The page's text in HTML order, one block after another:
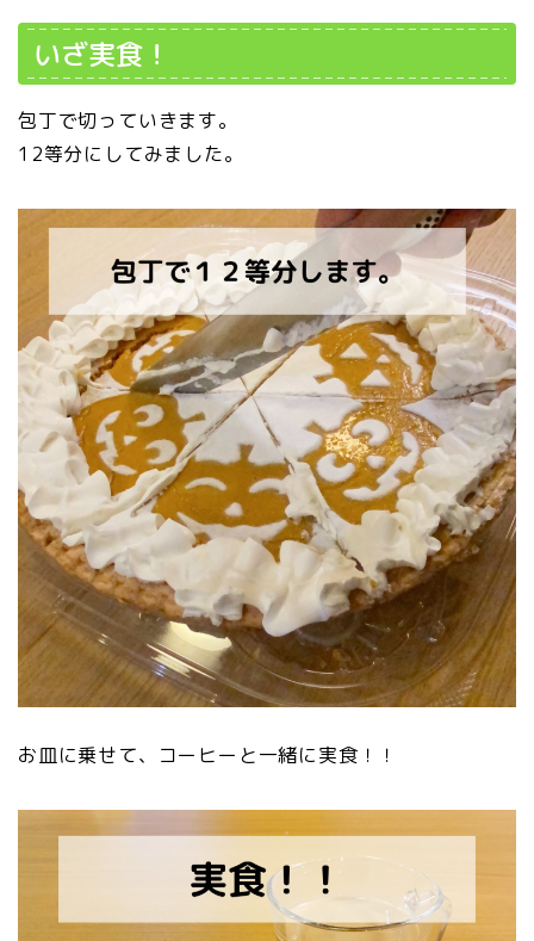
いざ実食！
包丁で切っていきます。
12等分にしてみました。
お皿に乗せて、コーヒーと一緒に実食！！